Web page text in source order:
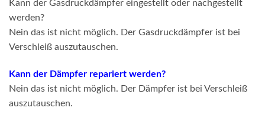
Kann der Gasdruckdämpfer eingestellt oder nachgestellt
werden?
Nein das ist nicht möglich. Der Gasdruckdämpfer ist bei
Verschleiß auszutauschen.
Kann der Dämpfer repariert werden?
Nein das ist nicht möglich. Der Dämpfer ist bei Verschleiß
auszutauschen.